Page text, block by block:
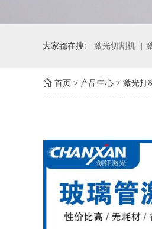
大家都在搜: 激光切割机
首页 > 产品中心 > 激光打